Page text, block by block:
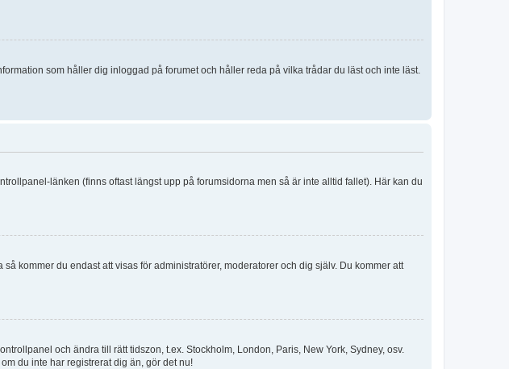
som håller dig inloggad på forumet och håller reda på vilka trådar du läst och inte läst.
länken (finns oftast längst upp på forumsidorna men så är inte alltid fallet). Här kan du
kommer du endast att visas för administratörer, moderatorer och dig själv. Du kommer att
och ändra till rätt tidszon, t.ex. Stockholm, London, Paris, New York, Sydney, osv.
du inte har registrerat dig än, gör det nu!